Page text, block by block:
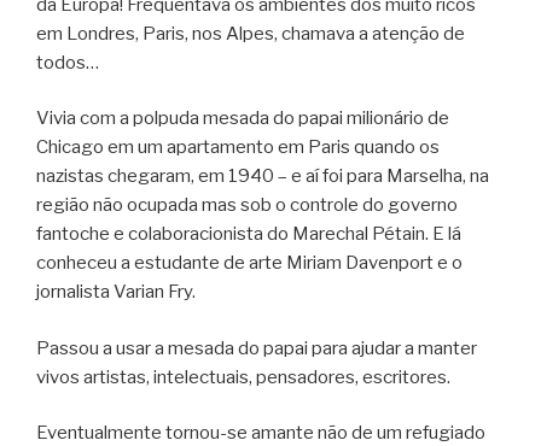
da Europa! Frequentava os ambientes dos muito ricos
em Londres, Paris, nos Alpes, chamava a atenção de
todos…
Vivia com a polpuda mesada do papai milionário de
Chicago em um apartamento em Paris quando os
nazistas chegaram, em 1940 – e aí foi para Marselha, na
região não ocupada mas sob o controle do governo
fantoche e colaboracionista do Marechal Pétain. E lá
conheceu a estudante de arte Miriam Davenport e o
jornalista Varian Fry.
Passou a usar a mesada do papai para ajudar a manter
vivos artistas, intelectuais, pensadores, escritores.
Eventualmente tornou-se amante não de um refugiado